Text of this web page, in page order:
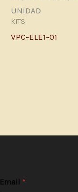
UNIDAD
KITS
VPC-ELE1-01
Email *